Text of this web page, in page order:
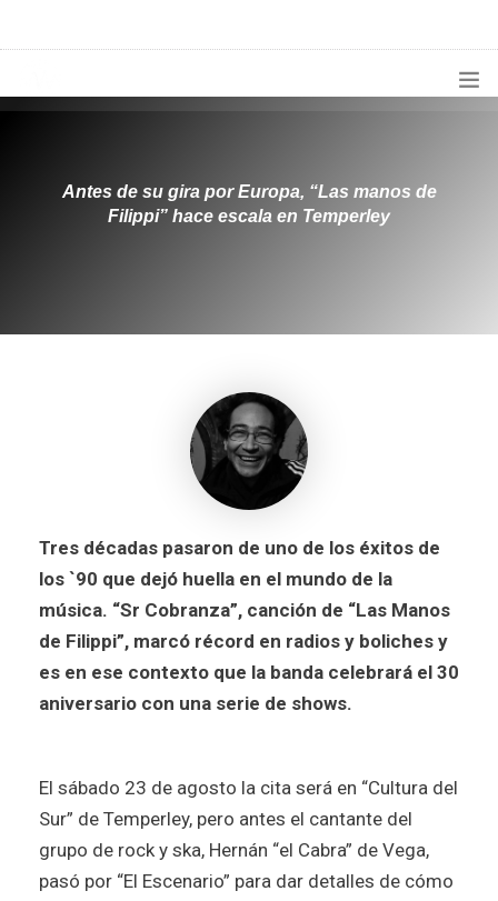
¿QUIÉNES SOMOS?
Antes de su gira por Europa, “Las manos de
Filippi” hace escala en Temperley
Tres décadas pasaron de uno de los éxitos de
los `90 que dejó huella en el mundo de la
música. “Sr Cobranza”, canción de “Las Manos
de Filippi”, marcó récord en radios y boliches y
es en ese contexto que la banda celebrará el 30
aniversario con una serie de shows.
El sábado 23 de agosto la cita será en “Cultura del
Sur” de Temperley, pero antes el cantante del
grupo de rock y ska, Hernán “el Cabra” de Vega,
pasó por “El Escenario” para dar detalles de cómo